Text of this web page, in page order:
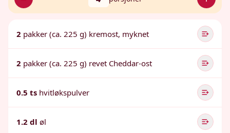
2 pakker (ca. 225 g) kremost, myknet
2 pakker (ca. 225 g) revet Cheddar-ost
0.5 ts hvitløkspulver
1.2 dl øl